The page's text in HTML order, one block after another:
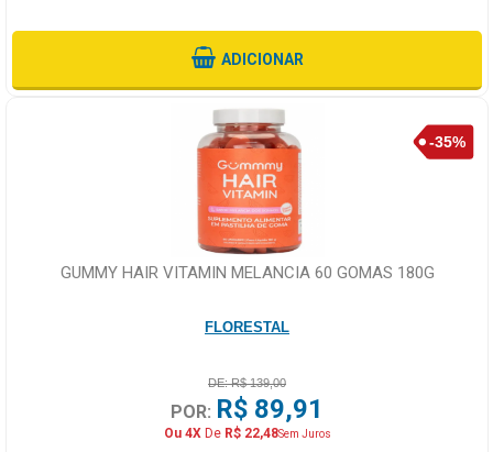
ADICIONAR
GUMMY HAIR VITAMIN MELANCIA 60 GOMAS 180G
FLORESTAL
DE: R$ 139,00
POR: R$ 89,91
Ou 4XDe R$ 22,48Sem Juros